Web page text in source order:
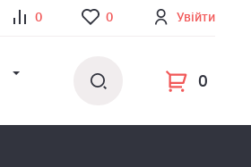
0 0 Увійти
0